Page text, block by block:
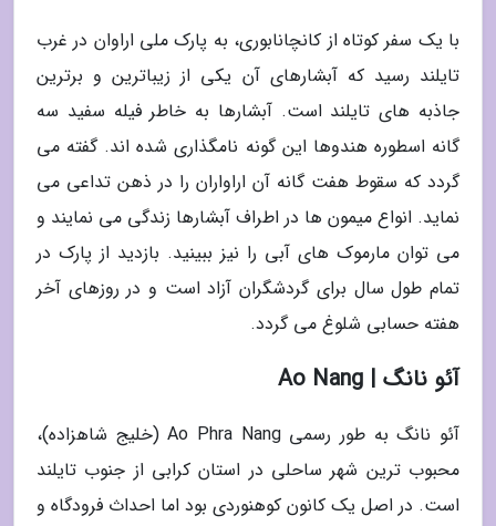
با یک سفر کوتاه از کانچانابوری، به پارک ملی اراوان در غرب
تایلند رسید که آبشارهای آن یکی از زیباترین و برترین
جاذبه های تایلند است. آبشارها به خاطر فیله سفید سه
گانه اسطوره هندوها این گونه نامگذاری شده اند. گفته می
گردد که سقوط هفت گانه آن اراواران را در ذهن تداعی می
نماید. انواع میمون ها در اطراف آبشارها زندگی می نمایند و
می توان مارموک های آبی را نیز ببینید. بازدید از پارک در
تمام طول سال برای گردشگران آزاد است و در روزهای آخر
هفته حسابی شلوغ می گردد.
آئو نانگ | Ao Nang
آئو نانگ به طور رسمی Ao Phra Nang (خلیج شاهزاده)،
محبوب ترین شهر ساحلی در استان کرابی از جنوب تایلند
است. در اصل یک کانون کوهنوردی بود اما احداث فرودگاه و